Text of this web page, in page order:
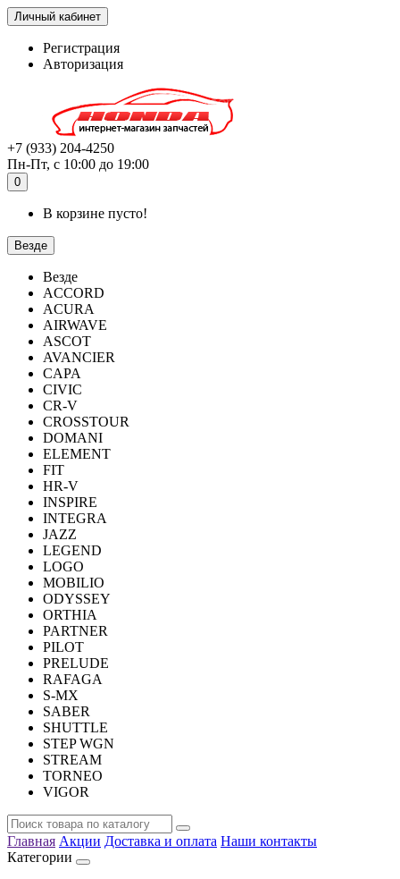
Личный кабинет
Регистрация
Авторизация
+7 (933) 204-4250
Пн-Пт, с 10:00 до 19:00
0
В корзине пусто!
Везде
Везде
ACCORD
ACURA
AIRWAVE
ASCOT
AVANCIER
CAPA
CIVIC
CR-V
CROSSTOUR
DOMANI
ELEMENT
FIT
HR-V
INSPIRE
INTEGRA
JAZZ
LEGEND
LOGO
MOBILIO
ODYSSEY
ORTHIA
PARTNER
PILOT
PRELUDE
RAFAGA
S-MX
SABER
SHUTTLE
STEP WGN
STREAM
TORNEO
VIGOR
Главная Акции Доставка и оплата Наши контакты
Категории